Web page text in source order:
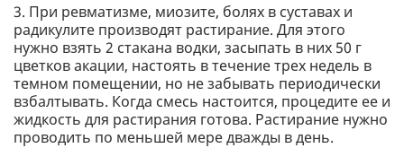
3. При ревматизме, миозите, болях в суставах и
радикулите производят растирание. Для этого
нужно взять 2 стакана водки, засыпать в них 50 г
цветков акации, настоять в течение трех недель в
темном помещении, но не забывать периодически
взбалтывать. Когда смесь настоится, процедите ее и
жидкость для растирания готова. Растирание нужно
проводить по меньшей мере дважды в день.